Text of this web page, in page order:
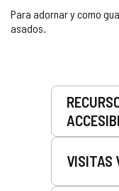
Para adornar y como
asados.
VISITAS